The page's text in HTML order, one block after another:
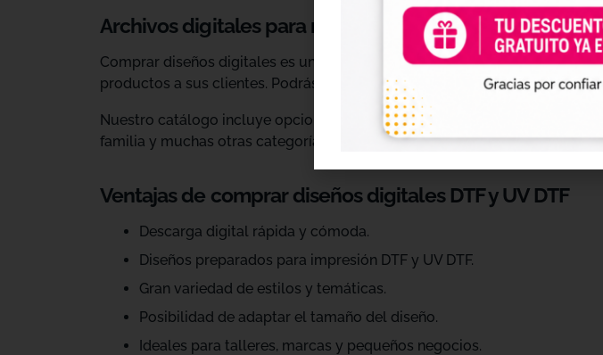
Archivos digitales para negocios de personalización
Comprar diseños digitales es una solución práctica para profesionales
productos a sus clientes. Podrás escoger diseños de diferentes estilos,
Nuestro catálogo incluye opciones para celebraciones, Navidad,
familia y muchas otras categorías.
Ventajas de comprar diseños digitales DTF y UV DTF
Descarga digital rápida y cómoda.
Diseños preparados para impresión DTF y UV DTF.
Gran variedad de estilos y temáticas.
Posibilidad de adaptar el tamaño del diseño.
Ideales para talleres, marcas y pequeños negocios.